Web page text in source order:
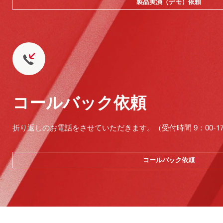
コールバック依頼
折り返しのお電話をさせていただきます。（受付時間 9：00-
コールバック依頼